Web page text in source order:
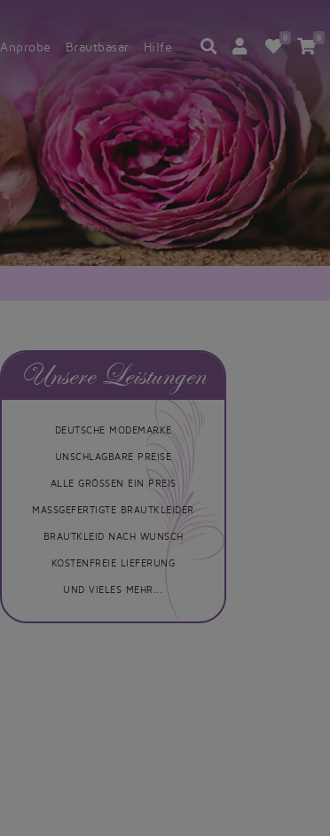
Anprobe Brautbasar Hilfe
0 0
Unsere Leistungen
DEUTSCHE MODEMARKE
UNSCHLAGBARE PREISE
ALLE GRÖSSEN EIN PREIS
MASSGEFERTIGTE BRAUTKLEIDER
BRAUTKLEID NACH WUNSCH
KOSTENFREIE LIEFERUNG
UND VIELES MEHR...